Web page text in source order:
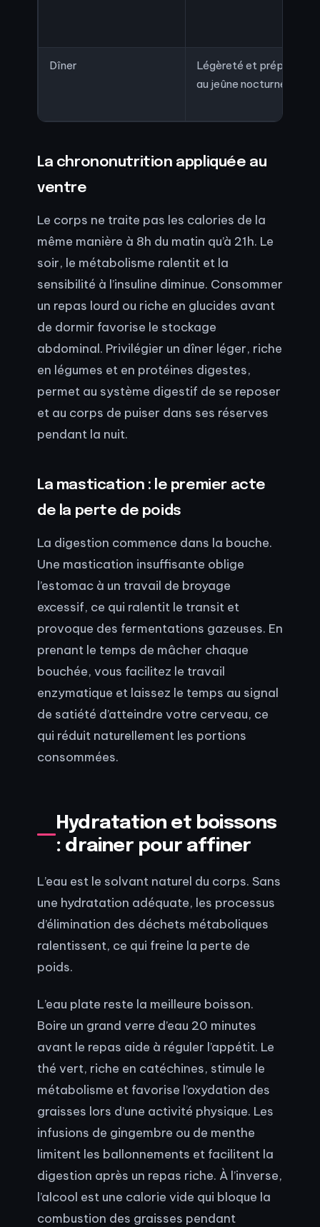
Dîner
Légèreté et préparation
au jeûne nocturne
La chrononutrition appliquée au
ventre
Le corps ne traite pas les calories de la
même manière à 8h du matin qu’à 21h. Le
soir, le métabolisme ralentit et la
sensibilité à l’insuline diminue. Consommer
un repas lourd ou riche en glucides avant
de dormir favorise le stockage
abdominal. Privilégier un dîner léger, riche
en légumes et en protéines digestes,
permet au système digestif de se reposer
et au corps de puiser dans ses réserves
pendant la nuit.
La mastication : le premier acte
de la perte de poids
La digestion commence dans la bouche.
Une mastication insuffisante oblige
l’estomac à un travail de broyage
excessif, ce qui ralentit le transit et
provoque des fermentations gazeuses. En
prenant le temps de mâcher chaque
bouchée, vous facilitez le travail
enzymatique et laissez le temps au signal
de satiété d’atteindre votre cerveau, ce
qui réduit naturellement les portions
consommées.
Hydratation et boissons
: drainer pour affiner
L’eau est le solvant naturel du corps. Sans
une hydratation adéquate, les processus
d’élimination des déchets métaboliques
ralentissent, ce qui freine la perte de
poids.
L’eau plate reste la meilleure boisson.
Boire un grand verre d’eau 20 minutes
avant le repas aide à réguler l’appétit. Le
thé vert, riche en catéchines, stimule le
métabolisme et favorise l’oxydation des
graisses lors d’une activité physique. Les
infusions de gingembre ou de menthe
limitent les ballonnements et facilitent la
digestion après un repas riche. À l’inverse,
l’alcool est une calorie vide qui bloque la
combustion des graisses pendant